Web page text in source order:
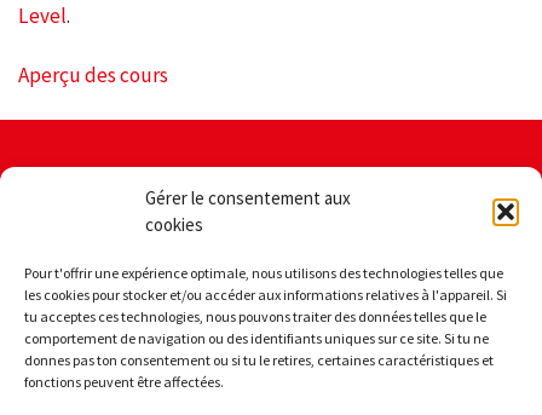
Gérer le consentement aux
cookies
Pour t'offrir une expérience optimale, nous utilisons des technologies telles que
les cookies pour stocker et/ou accéder aux informations relatives à l'appareil. Si
tu acceptes ces technologies, nous pouvons traiter des données telles que le
comportement de navigation ou des identifiants uniques sur ce site. Si tu ne
donnes pas ton consentement ou si tu le retires, certaines caractéristiques et
fonctions peuvent être affectées.
Level.
Aperçu des cours
Swiss Cycling Guide
CH-2540 Grenchen
Accessibilité
Lu - Je: 08:30-11:30 et
13:30-16:30 heures
juridiques
Déclaration
de
protection
des
données